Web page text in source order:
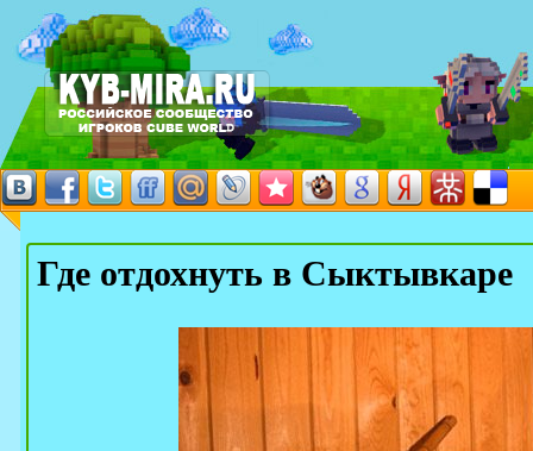
Где отдохнуть в Сыктывкаре